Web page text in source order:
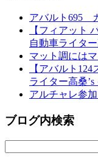
アバルト695
【フィアット
自動車ライタ
マット調には
【アバルト
ライター高桑
アルチャレ参加
ブログ内検索